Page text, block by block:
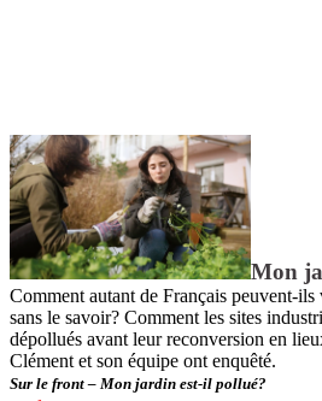
Mon
Comment autant de Français peuvent-ils
sans le savoir? Comment les sites
dépollués avant leur reconversion en
Clément et son équipe ont enquêté.
Sur le front – Mon jardin est-il pollué?